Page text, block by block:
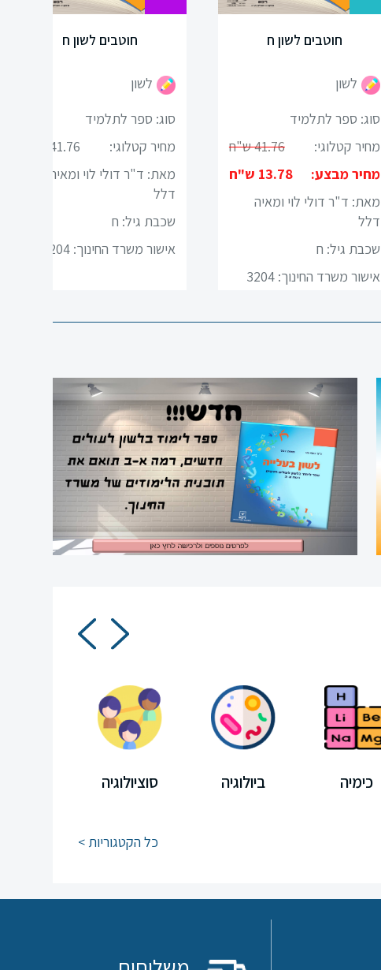
חוטבים לשון ח
לשון
סוג: ספר לתלמיד
מחיר קטלוגי:
41.76 ש"ח
מאת: ד"ר דולי לוי ומאיה
דלל
שכבת גיל: ח
אישור משרד החינוך: 3204
חוטבים לשון ח
לשון
סוג: ספר לתלמיד
מחיר קטלוגי:
41.76 ש"ח
מחיר מבצע:
13.78 ש"ח
מאת: ד"ר דולי לוי ומאיה
דלל
שכבת גיל: ח
אישור משרד החינוך: 3204
סוציולוגיה ביולוגיה כימיה
כל הקטגוריות >